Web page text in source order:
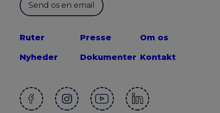
Send os en email
Ruter
Nyheder
Presse
Dokumenter
Om os
Kontakt